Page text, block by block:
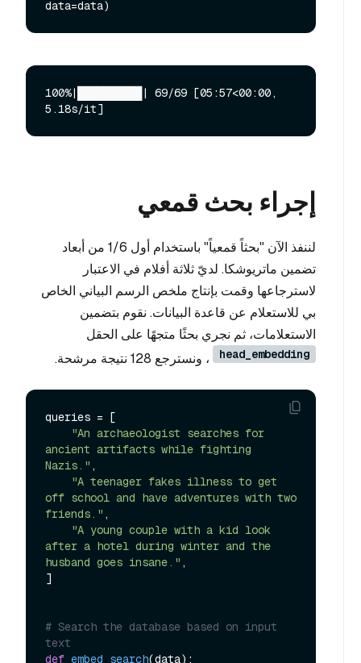
100%|██████████| 69/69 [05:57<00:00,
إجراء بحث قمعي
لننفذ الآن "بحثاً قمعياً" باستخدام أول 1/6 من أبعاد
تضمين ماتريوشكا. لديّ ثلاثة أفلام في الاعتبار
لاسترجاعها وقمت بإنتاج ملخص الرسم البياني الخاص
بي للاستعلام عن قاعدة البيانات. نقوم بتضمين
الاستعلامات، ثم نجري بحثًا متجهًا على الحقل
head_embedding ، ونسترجع 128 نتيجة مرشحة.
queries = [
"An archaeologist searches for
ancient artifacts while fighting
Nazis." ,
"A teenager fakes illness to get
off school and have adventures with two
friends." ,
"A young couple with a kid look
after a hotel during winter and the
husband goes insane." ,
]
# Search the database based on input
text
def embed_search(data):